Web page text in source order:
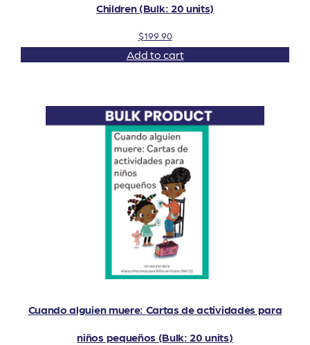
Children (Bulk: 20 units)
$199.90
Add to cart
Cuando alguien muere: Cartas de actividades para
niños pequeños (Bulk: 20 units)